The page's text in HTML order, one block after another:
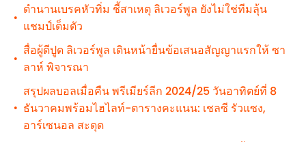
•
ตำนานเบรคหัวทิ่ม ชี้สาเหตุ ลิเวอร์พูล ยังไม่ใช่ทีมลุ้น
แชมป์เต็มตัว
•
สื่อผู้ดีปูด ลิเวอร์พูล เดินหน้ายื่นข้อเสนอสัญญาแรกให้ ซา
ลาห์ พิจารณา
•
สรุปผลบอลเมื่อคืน พรีเมียร์ลีก 2024/25 วันอาทิตย์ที่ 8
ธันวาคมพร้อมไฮไลท์-ตารางคะแนน: เชลซี รัวแซง,
อาร์เซนอล สะดุด